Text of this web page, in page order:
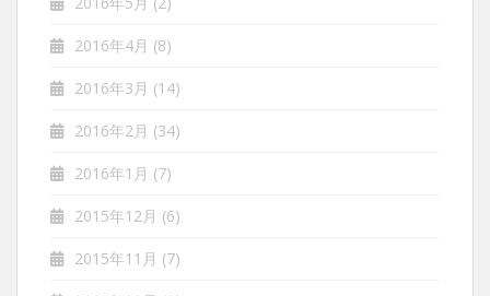
2016年4月 (8)
2016年3月 (14)
2016年2月 (34)
2016年1月 (7)
2015年12月 (6)
2015年11月 (7)